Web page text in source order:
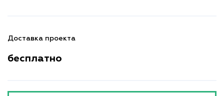
Доставка проекта
бесплатно